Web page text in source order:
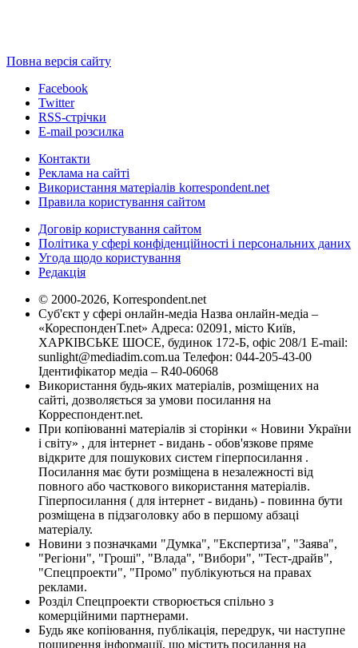
Повна версія сайту
Facebook
Twitter
RSS-стрічки
E-mail розсилка
Контакти
Реклама на сайті
Використання матеріалів korrespondent.net
Правила користування сайтом
Договір користування сайтом
Політика у сфері конфіденційності і персональних даних
Угода щодо користування
Редакція
© 2000-2026, Korrespondent.net
Суб'єкт у сфері онлайн-медіа Назва онлайн-медіа –
«КореспонденТ.net» Адреса: 02091, місто Київ,
ХАРКІВСЬКЕ ШОСЕ, будинок 172-Б, офіс 208/1 E-mail:
sunlight@mediadim.com.ua Телефон: 044-205-43-00
Ідентифікатор медіа – R40-06068
Використання будь-яких матеріалів, розміщених на
сайті, дозволяється за умови посилання на
Корреспондент.net.
При копіюванні матеріалів зі сторінки « Новини України
і світу» , для інтернет - видань - обов'язкове пряме
відкрите для пошукових систем гіперпосилання .
Посилання має бути розміщена в незалежності від
повного або часткового використання матеріалів.
Гіперпосилання ( для інтернет - видань) - повинна бути
розміщена в підзаголовку або в першому абзаці
матеріалу.
Новини з позначками "Думка", "Експертиза", "Заява",
"Регіони", "Гроші", "Влада", "Вибори", "Тест-драйв",
"Спецпроекти", "Промо" публікуються на правах
реклами.
Розділ Спецпроекти створюється спільно з
комерційними партнерами.
Будь яке копіювання, публікація, передрук, чи наступне
поширення інформації, що містить посилання на